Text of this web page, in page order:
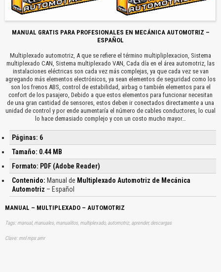
MANUAL GRATIS PARA PROFESIONALES EN MECÁNICA AUTOMOTRIZ –
ESPAÑOL
Multiplexado automotriz, A que se refiere el término multipliplexacion, Sistema
multiplexado CAN, Sistema multiplexado VAN, Cada día en el área automotriz, las
instalaciones eléctricas son cada vez más complejas, ya que cada vez se van
agregando más elementos electrónicos, ya sean elementos de seguridad como los
son los frenos ABS, control de estabilidad, airbag o también elementos para el
confort de los pasajero, Debido a que estos elementos para funcionar necesitan
de una gran cantidad de sensores, estos deben ir conectados directamente a una
unidad de control y por ende aumentaría el número de cables conductores, lo cual
lo hace demasiado complejo y con un costo mucho mayor…
Páginas: 6
Tamaño: 0.44 MB
Formato: PDF (Adobe Reader)
Contenido: Manual de Multiplexado Automotriz de Mecánica
Automotriz – Español
MANUAL – MULTIPLEXADO – AUTOMOTRIZ
Tags: manual, manuales, manualitos, multiplexado, automotriz, aprender, descargas
Clave: mnl mpx amr